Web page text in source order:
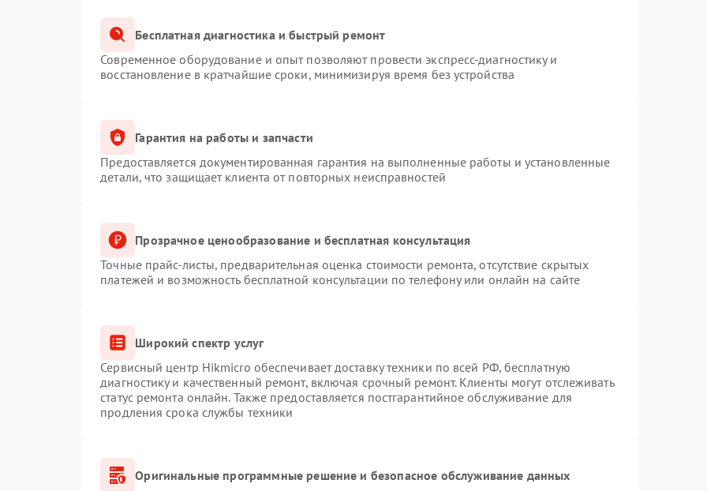
Бесплатная диагностика и быстрый ремонт
Современное оборудование и опыт позволяют провести экспресс-диагностику и
восстановление в кратчайшие сроки, минимизируя время без устройства
Гарантия на работы и запчасти
Предоставляется документированная гарантия на выполненные работы и установленные
детали, что защищает клиента от повторных неисправностей
Прозрачное ценообразование и бесплатная консультация
Точные прайс-листы, предварительная оценка стоимости ремонта, отсутствие скрытых
платежей и возможность бесплатной консультации по телефону или онлайн на сайте
Широкий спектр услуг
Сервисный центр Hikmicro обеспечивает доставку техники по всей РФ, бесплатную
диагностику и качественный ремонт, включая срочный ремонт. Клиенты могут отслеживать
статус ремонта онлайн. Также предоставляется постгарантийное обслуживание для
продления срока службы техники
Оригинальные программные решение и безопасное обслуживание данных